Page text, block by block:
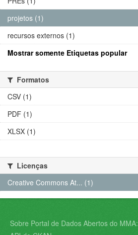
projetos (1)
recursos externos (1)
Mostrar somente Etiquetas popular
Formatos
CSV (1)
PDF (1)
XLSX (1)
Licenças
Creative Commons At... (1)
Sobre Portal de Dados Abertos do MMA: